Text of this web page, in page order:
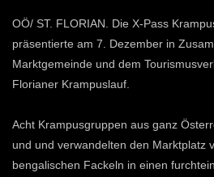
OÖ/ ST. FLORIAN. Die X-Pass
präsentierte am 7. Dezember in
Marktgemeinde und dem
Florianer Krampuslauf.
Acht Krampusgruppen aus ganz
und und verwandelten den Marktplatz
bengalischen Fackeln in einen